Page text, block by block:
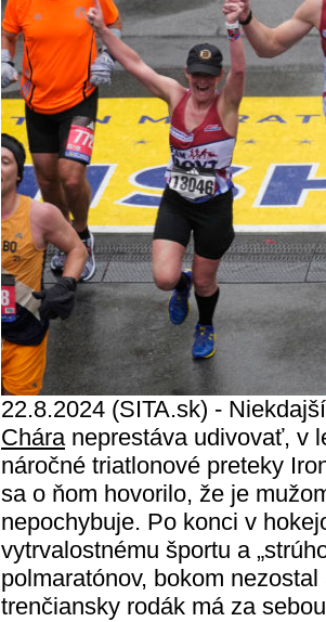
22.8.2024 (SITA.sk) -
Cháraneprestáva udivovať, v
náročné triatlonové preteky
sa o ňom hovorilo, že je
nepochybuje. Po konci v
vytrvalostnému športu a
polmaratónov, bokom
trenčiansky rodák má za